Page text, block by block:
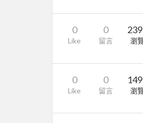
0
Like
0
留言 瀏
0
Like
0
留言 瀏